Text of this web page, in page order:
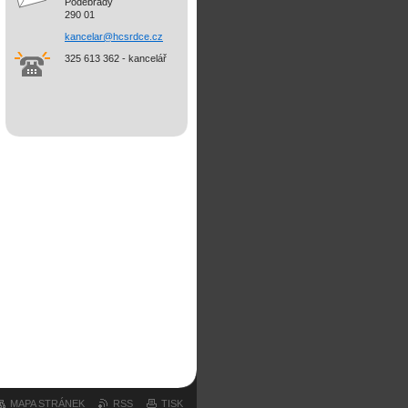
290 01
kancelar@hcsrdce.cz
325 613 362 - kancelář
MAPA STRÁNEK RSS TISK